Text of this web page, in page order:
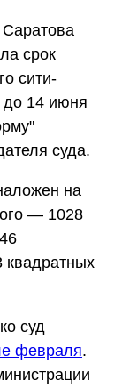
Саратова
срок
сити-
до 14 июня
суда.
на
— 1028
квадратных
суд
февраля.